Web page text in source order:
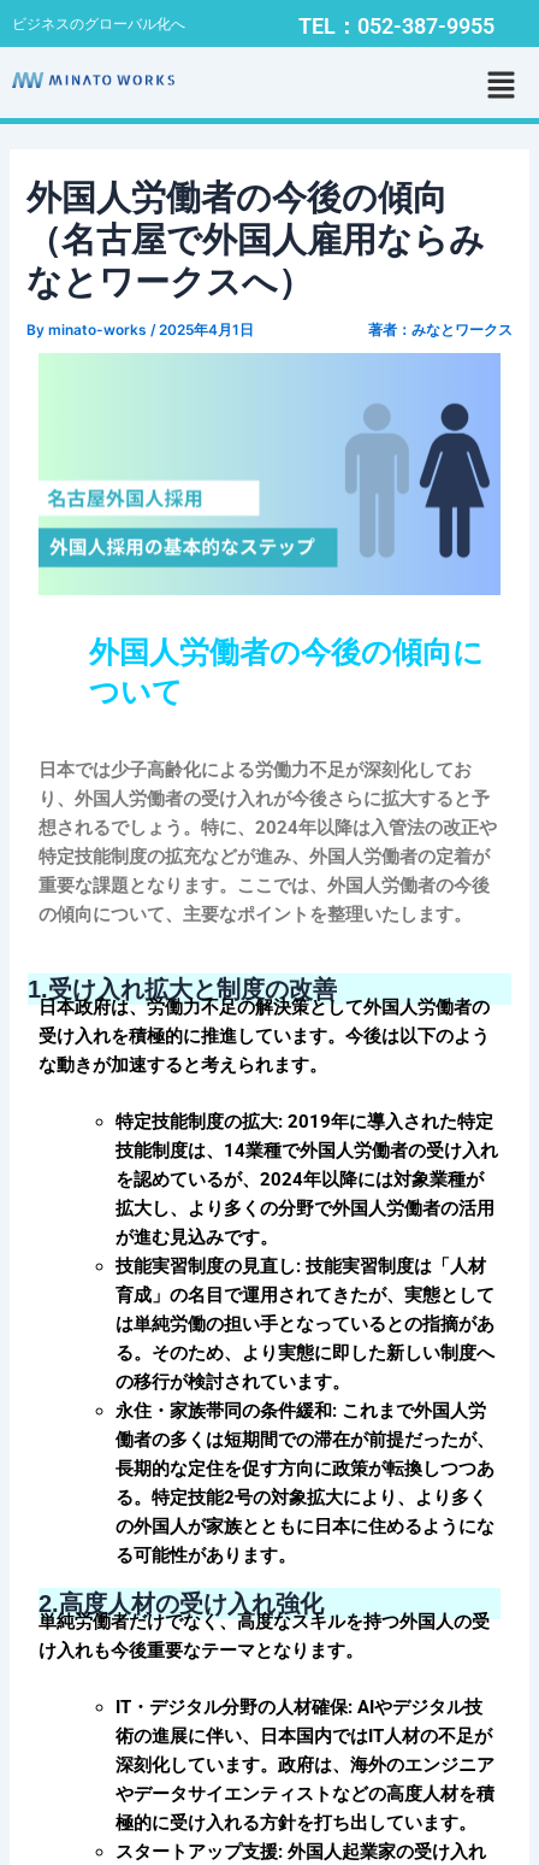
容
を
キ
ビジネスのグローバル化へ TEL：052-387-9955
メ
ニ
ュ
外国人労働者の今後の傾向
（名古屋で外国人雇用ならみ
なとワークスへ）
Byminato-works/2025年4月1日 著者：みなとワークス
外国人労働者の今後の傾向に
ついて
日本では少子高齢化による労働力不足が深刻化してお
り、外国人労働者の受け入れが今後さらに拡大すると予
想されるでしょう。特に、2024年以降は入管法の改正や
特定技能制度の拡充などが進み、外国人労働者の定着が
重要な課題となります。ここでは、外国人労働者の今後
の傾向について、主要なポイントを整理いたします。
1.受け入れ拡大と制度の改善
日本政府は、労働力不足の解決策として外国人労働者の
受け入れを積極的に推進しています。今後は以下のよう
な動きが加速すると考えられます。
特定技能制度の拡大: 2019年に導入された特定
技能制度は、14業種で外国人労働者の受け入れ
を認めているが、2024年以降には対象業種が
拡大し、より多くの分野で外国人労働者の活用
が進む見込みです。
技能実習制度の見直し: 技能実習制度は「人材
育成」の名目で運用されてきたが、実態として
は単純労働の担い手となっているとの指摘があ
る。そのため、より実態に即した新しい制度へ
の移行が検討されています。
永住・家族帯同の条件緩和: これまで外国人労
働者の多くは短期間での滞在が前提だったが、
長期的な定住を促す方向に政策が転換しつつあ
る。特定技能2号の対象拡大により、より多く
の外国人が家族とともに日本に住めるようにな
る可能性があります。
2.高度人材の受け入れ強化
単純労働者だけでなく、高度なスキルを持つ外国人の受
け入れも今後重要なテーマとなります。
IT・デジタル分野の人材確保: AIやデジタル技
術の進展に伴い、日本国内ではIT人材の不足が
深刻化しています。政府は、海外のエンジニア
やデータサイエンティストなどの高度人材を積
極的に受け入れる方針を打ち出しています。
スタートアップ支援: 外国人起業家の受け入れ
Post
navigation